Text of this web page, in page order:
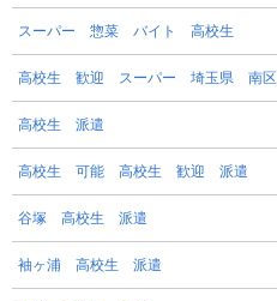
スーパー 惣菜 バイト 高校生
高校生 歓迎 スーパー 埼玉県 南区
高校生 派遣
高校生 可能 高校生 歓迎 派遣
谷塚 高校生 派遣
袖ヶ浦 高校生 派遣